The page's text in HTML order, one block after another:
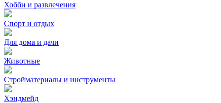
Хобби и развлечения
Спорт и отдых
Для дома и дачи
Животные
Стройматериалы и инструменты
Хэндмейд